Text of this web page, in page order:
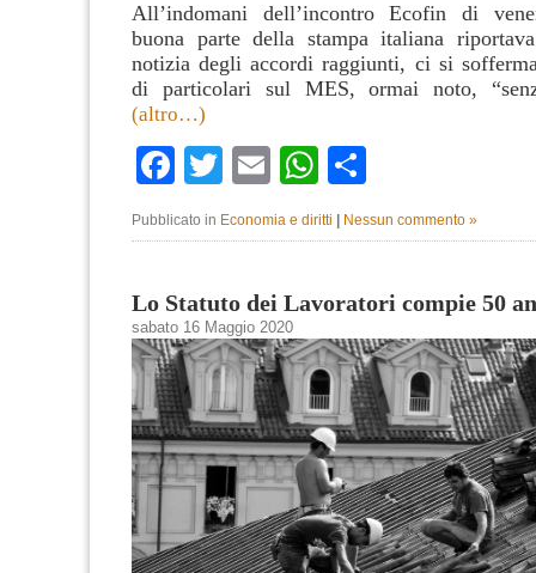
All’indomani dell’incontro Ecofin di
buona parte della stampa italiana
notizia degli accordi raggiunti, ci si
di particolari sul MES, ormai noto,
(altro…)
Facebook
TwitterEmailWhatsApp
Pubblicato in Economia e diritti Nessun commento »
Lo Statuto dei Lavoratori compie 50
sabato 16 Maggio 2020